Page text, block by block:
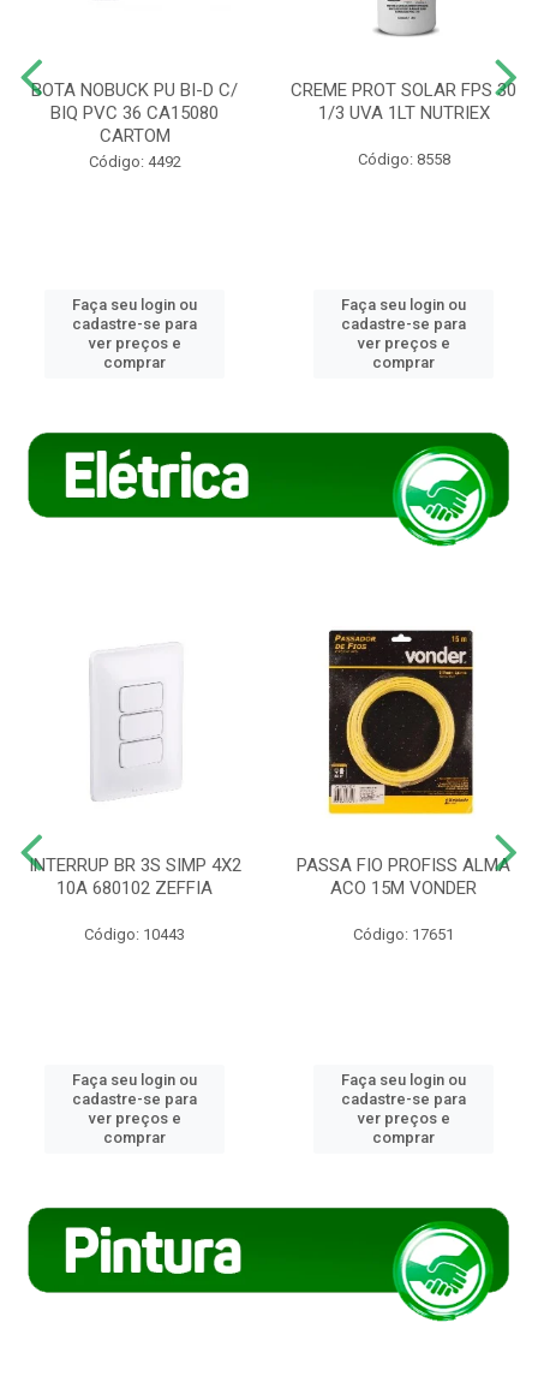
BOTA NOBUCK PU BI-D C/
BIQ PVC 36 CA15080
CARTOM
Código: 4492
Faça seu login ou
cadastre-se para
ver preços e
comprar
CREME PROT SOLAR FPS 30
1/3 UVA 1LT NUTRIEX
Código: 8558
Faça seu login ou
cadastre-se para
ver preços e
comprar
INTERRUP BR 3S SIMP 4X2
10A 680102 ZEFFIA
Código: 10443
Faça seu login ou
cadastre-se para
ver preços e
comprar
PASSA FIO PROFISS ALMA
ACO 15M VONDER
Código: 17651
Faça seu login ou
cadastre-se para
ver preços e
comprar